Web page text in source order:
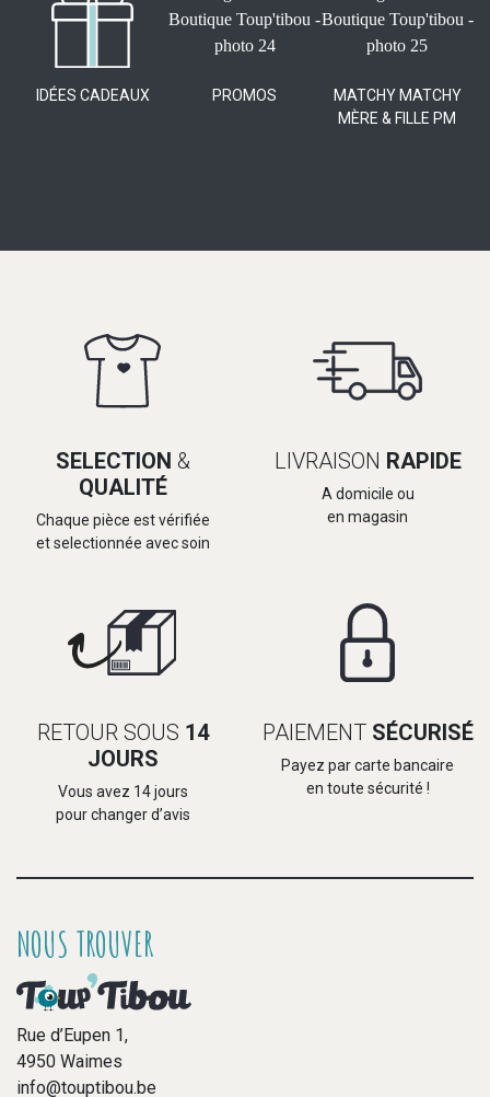
IDÉES CADEAUX PROMOS
MATCHY MATCHY
MÈRE & FILLE PM
SELECTION &
QUALITÉ
Chaque pièce est vérifiée
et selectionnée avec soin
LIVRAISON RAPIDE
A domicile ou
en magasin
RETOUR SOUS 14
JOURS
Vous avez 14 jours
pour changer d’avis
PAIEMENT SÉCURISÉ
Payez par carte bancaire
en toute sécurité !
NOUS TROUVER
Rue d’Eupen 1,
4950 Waimes
info@touptibou.be